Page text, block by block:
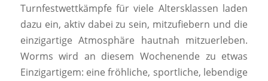
Turnfestwettkämpfe für viele Altersklassen laden
dazu ein, aktiv dabei zu sein, mitzufiebern und die
einzigartige Atmosphäre hautnah mitzuerleben.
Worms wird an diesem Wochenende zu etwas
Einzigartigem: eine fröhliche, sportliche, lebendige